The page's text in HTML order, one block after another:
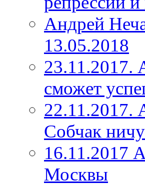
Андрей
13.05.2018
23.11.2017.
сможет
22.11.2017.
Собчак
16.11.2017
Москвы